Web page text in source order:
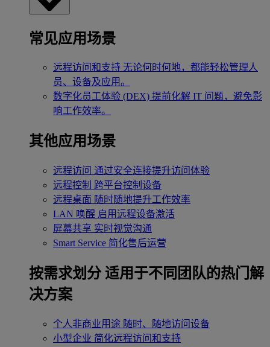
常见应用场景
远程访问和支持 无论何时何地，都能轻松管理人
员、设备及应用。
数字化员工体验 (DEX) 提前化解 IT 问题，避免影
响工作效率。
其他应用场景
远程访问 通过安全连接提升访问体验
远程控制 跨平台控制设备
远程桌面 随时随地提升工作效率
LAN 唤醒 启用远程设备激活
屏幕共享 实时视觉沟通
Smart Service 简化售后运营
按需求划分 适用于不同团队的热门解
决方案
个人非商业用途 随时、随地访问设备
小型企业 简化远程访问和支持